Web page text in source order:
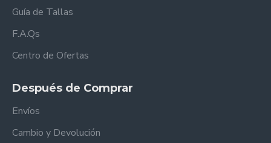
Guía de Tallas
F.A.Qs
Centro de Ofertas
Después de Comprar
Envíos
Cambio y Devolución